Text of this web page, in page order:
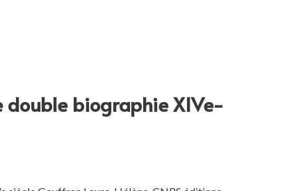
double biographie XIVe-